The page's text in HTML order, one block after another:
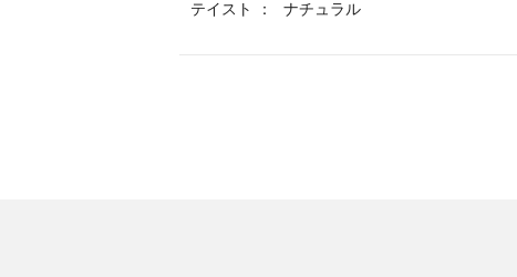
テイスト ナチュラル